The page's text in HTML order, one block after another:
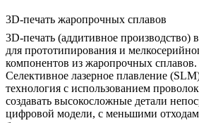
3D-печать жаропрочных сплавов
3D-печать (аддитивное производство)
для прототипирования и
компонентов из жаропрочных
Селективное лазерное плавление
технология с использованием
создавать высокосложные детали
цифровой модели, с меньшими